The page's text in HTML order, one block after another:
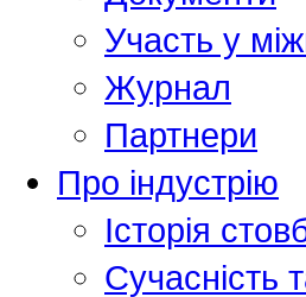
Участь у
Журнал
Партнери
Про індустрію
Історія
Сучасність